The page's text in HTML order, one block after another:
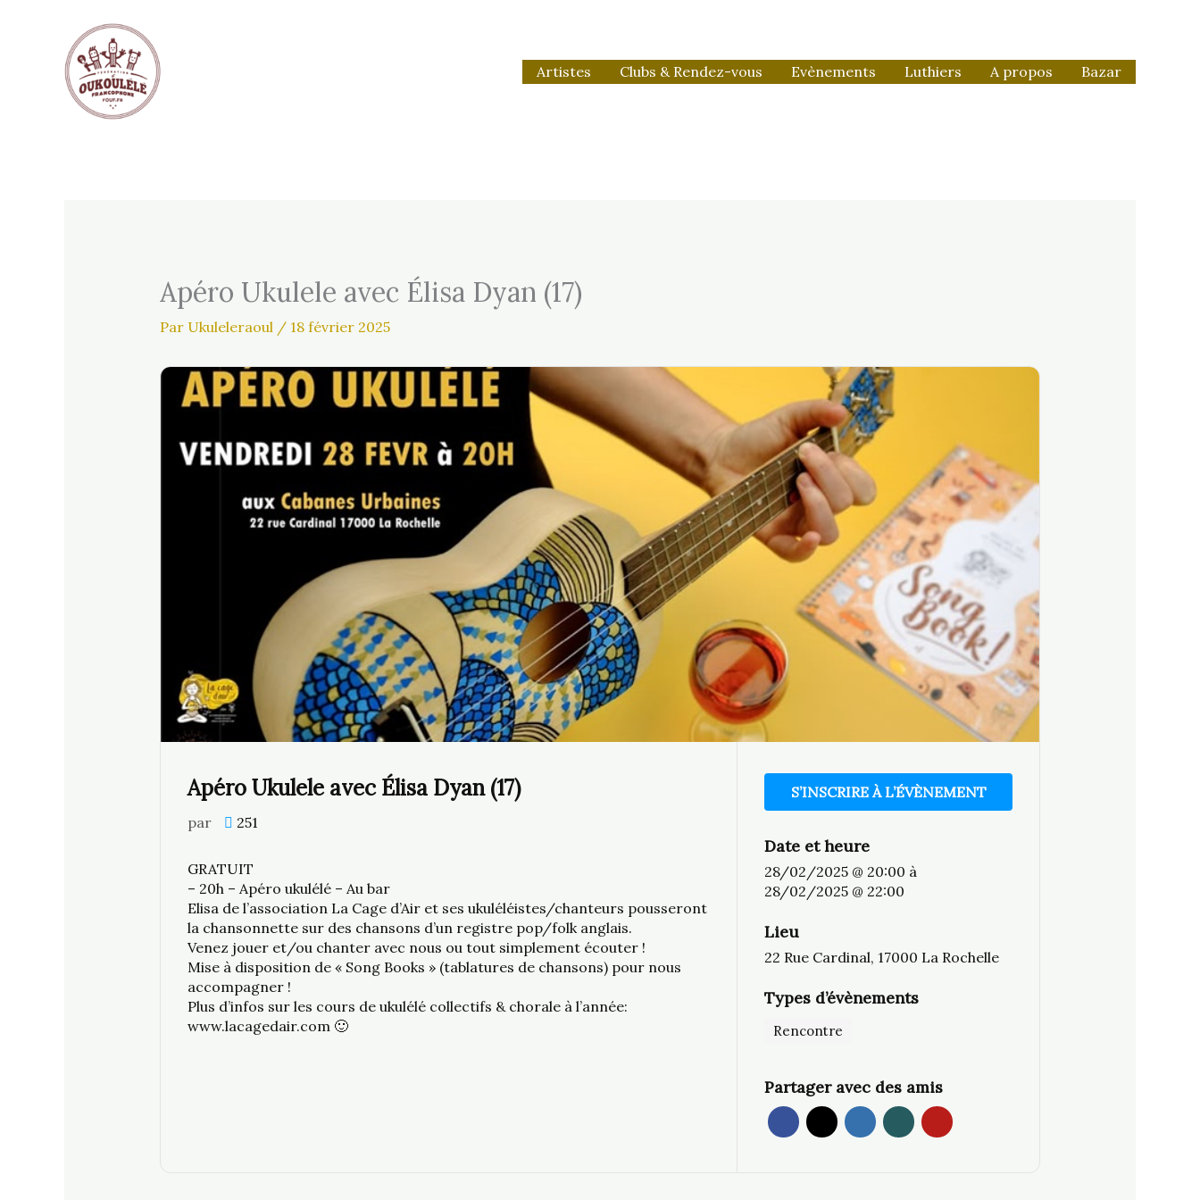
Artistes Clubs & Rendez-vous Evènements Luthiers A propos Bazar
Apéro Ukulele avec Élisa Dyan (17)
Par Ukuleleraoul / 18 février 2025
Apéro Ukulele avec Élisa Dyan (17)
par 251
GRATUIT
– 20h – Apéro ukulélé – Au bar
Elisa de l’association La Cage d’Air et ses ukuléléistes/chanteurs pousseront
la chansonnette sur des chansons d’un registre pop/folk anglais.
Venez jouer et/ou chanter avec nous ou tout simplement écouter !
Mise à disposition de « Song Books » (tablatures de chansons) pour nous
accompagner !
Plus d’infos sur les cours de ukulélé collectifs & chorale à l’année:
www.lacagedair.com 🙂
S’INSCRIRE À L’ÉVÈNEMENT
Date et heure
28/02/2025 @ 20:00 à
28/02/2025 @ 22:00
Lieu
22 Rue Cardinal, 17000 La Rochelle
Types d’évènements
Rencontre
Partager avec des amis